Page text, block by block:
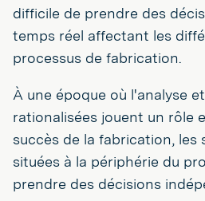
difficile de prendre des
temps réel affectant les
processus de fabrication.
À une époque où l'analyse
rationalisées jouent un rôle
succès de la fabrication, les
situées à la périphérie du
prendre des décisions